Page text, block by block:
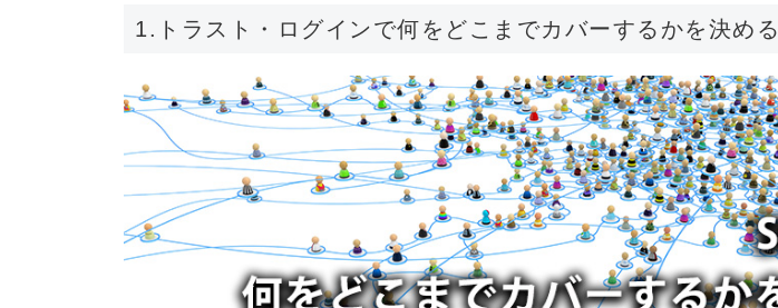
1.トラスト・ログインで何をどこまでカバーするかを決める